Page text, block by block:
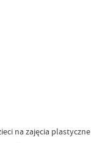
na zajęcia plastyczne